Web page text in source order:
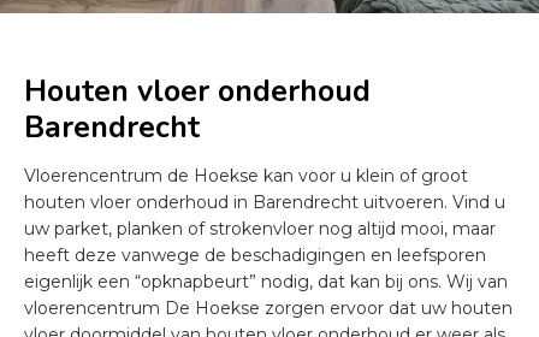
Houten vloer onderhoud
Barendrecht
Vloerencentrum de Hoekse kan voor u klein of groot
houten vloer onderhoud in Barendrecht uitvoeren. Vind u
uw parket, planken of strokenvloer nog altijd mooi, maar
heeft deze vanwege de beschadigingen en leefsporen
eigenlijk een “opknapbeurt” nodig, dat kan bij ons. Wij van
vloerencentrum De Hoekse zorgen ervoor dat uw houten